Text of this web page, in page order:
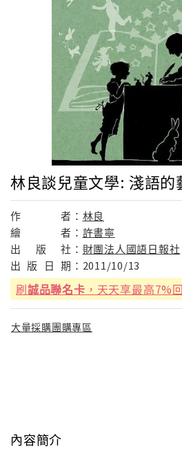
林良談兒童文學: 淺語的
作 者： 林良
繪
者： 許書寧
出
版 社： 財團法人國語日報社
出 版 日 期： 2011/10/13
刷誠品聯名卡 ，天天享最高7%
大量採購團購專區
內容簡介